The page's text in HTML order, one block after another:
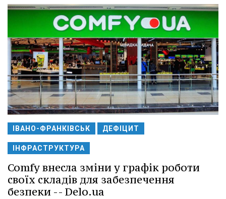
ІВАНО-ФРАНКІВСЬК ДЕФІЦИТ
ІНФРАСТРУКТУРА
Comfy внесла зміни у графік роботи
своїх складів для забезпечення
безпеки -- Delo.ua